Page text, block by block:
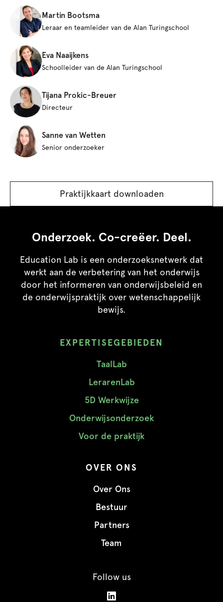
Martin Bootsma
Leraar en teamleider van de Alan Turingschool
Eva Naaijkens
Schoolleider van de Alan Turingschool
Tijana Prokic-Breuer
Directeur
Sanne van Wetten
Senior onderzoeker
Praktijkkaart downloaden
Onderzoek. Co-creëer. Deel.
Education Lab is een onderzoeksnetwerk dat
werkt aan de verbetering van het onderwijs
door het informeren van onderwijsbeleid en
de onderwijspraktijk over wetenschappelijk
bewijs.
EXPERTISEGEBIEDEN
TaalLab
LerarenLab
5D Werkwijze
Onderwijsonderzoek
Voor de praktijk
OVER ONS
Over Ons
Bestuur
Partners
Team
Follow us